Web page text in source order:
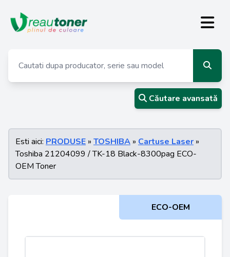
Căutare avansată
Esti aici: PRODUSE » TOSHIBA » Cartuse Laser »
Toshiba 21204099 / TK-18 Black-8300pag ECO-
OEM Toner
ECO-OEM